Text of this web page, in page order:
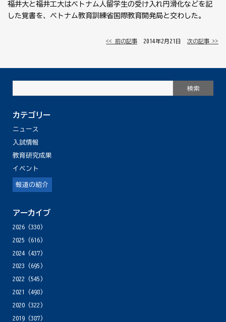
福井大と福井工大はベトナム人留学生の受け入れ円滑化などを記
した覚書を、ベトナム教育訓練省国際教育開発局と交わした。
<< 前の記事 │ 2014年2月21日 │次の記事 >>
カテゴリー
ニュース
入試情報
教育研究成果
イベント
報道の紹介
アーカイブ
2026(330)
2025 (616)
2024(437)
2023 (695)
2022 (545)
2021
(498)
2020(322)
2019(387)